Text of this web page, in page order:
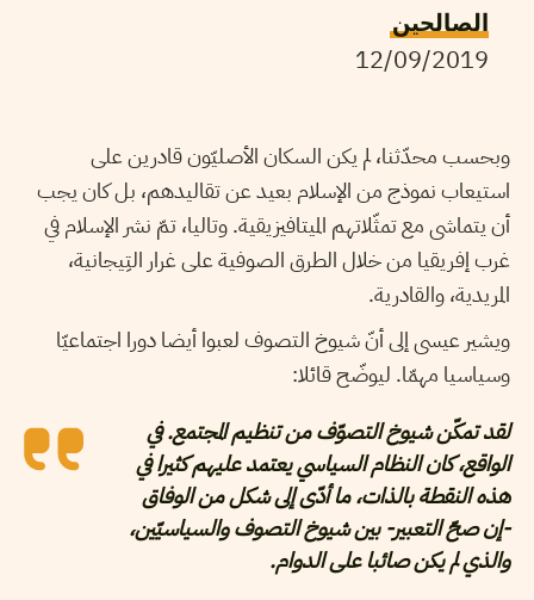
الصالحين
12/09/2019
وبحسب محدّثنا، لم يكن السكان الأصليّون قادرين على
استيعاب نموذج من الإسلام بعيد عن تقاليدهم، بل كان يجب
أن يتماشى مع تمثّلاتهم الميتافيزيقية. وتاليا، تمّ نشر الإسلام في
غرب إفريقيا من خلال الطرق الصوفية على غرار التِيجانية،
المريدية، والقادرية.
ويشير عيسى إلى أنّ شيوخ التصوف لعبوا أيضا دورا اجتماعيّا
وسياسيا مهمّا. ليوضّح قائلا:
لقد تمكّن شيوخ التصوّف من تنظيم المجتمع. في
الواقع، كان النظام السياسي يعتمد عليهم كثيرا في
هذه النقطة بالذات، ما أدّى إلى شكل من الوفاق
-إن صحّ التعبير- بين شيوخ التصوف والسياسيّين،
والذي لم يكن صائبا على الدوام.